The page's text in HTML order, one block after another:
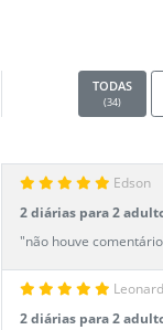
TODAS
(34)
Edson
2 diárias para 2
criança até 7 anos)
"não houve
2 diárias para 2